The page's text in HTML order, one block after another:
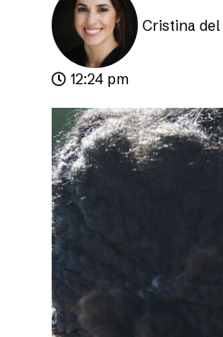
Cristina
12:24 pm